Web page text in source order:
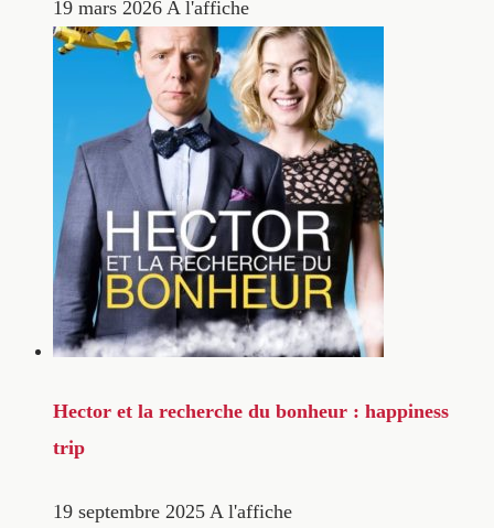
19 mars 2026 A l'affiche
Hector et la recherche du bonheur : happiness
trip
19 septembre 2025 A l'affiche